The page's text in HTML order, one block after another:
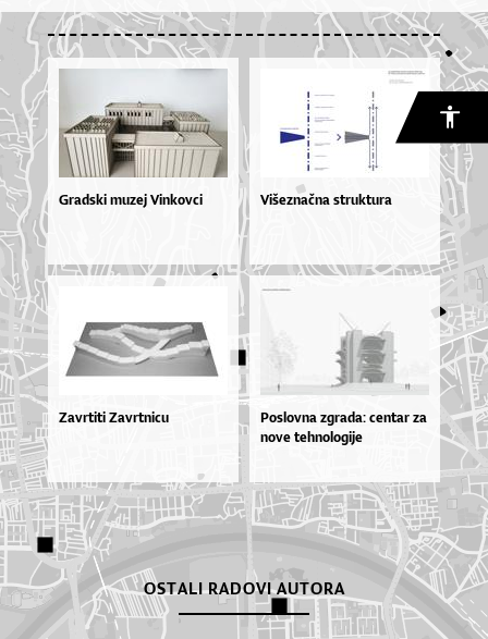
Gradski muzej Vinkovci Višeznačna struktura
Zavrtiti Zavrtnicu
Po­slov­na zgra­da: cen­tar za
no­ve teh­no­lo­gi­je
OSTALI RADOVI AUTORA